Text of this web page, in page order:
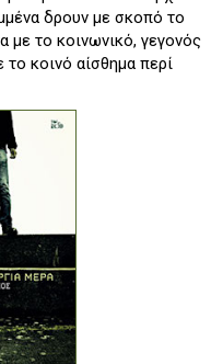
δρουν με σκοπό το
με το κοινωνικό, γεγονός
κοινό αίσθημα περί